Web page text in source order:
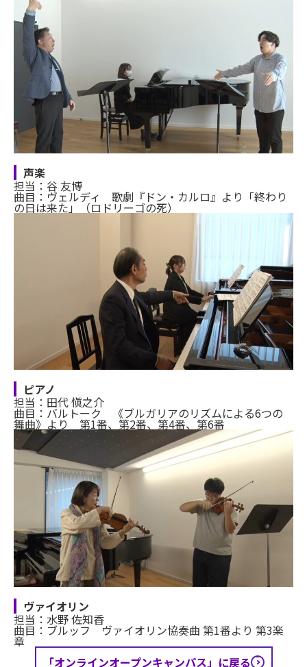
声楽
担当：谷 友博
曲目：ヴェルディ 歌劇『ドン・カルロ』より「終わり
の日は来た」（ロドリーゴの死）
ピアノ
担当：田代 愼之介
曲目：バルトーク 《ブルガリアのリズムによる6つの
舞曲》より 第1番、第2番、第4番、第6番
ヴァイオリン
担当：水野 佐知香
曲目：ブルッフ ヴァイオリン協奏曲 第1番より 第3楽
章
「オンラインオープンキャンパス」に戻る